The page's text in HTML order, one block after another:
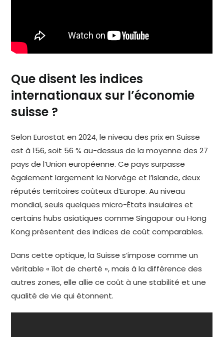
Que disent les indices
internationaux sur l’économie
suisse ?
Selon Eurostat en 2024, le niveau des prix en Suisse
est à 156, soit 56 % au-dessus de la moyenne des 27
pays de l’Union européenne. Ce pays surpasse
également largement la Norvège et l’Islande, deux
réputés territoires coûteux d’Europe. Au niveau
mondial, seuls quelques micro-États insulaires et
certains hubs asiatiques comme Singapour ou Hong
Kong présentent des indices de coût comparables.
Dans cette optique, la Suisse s’impose comme un
véritable « îlot de cherté », mais à la différence des
autres zones, elle allie ce coût à une stabilité et une
qualité de vie qui étonnent.